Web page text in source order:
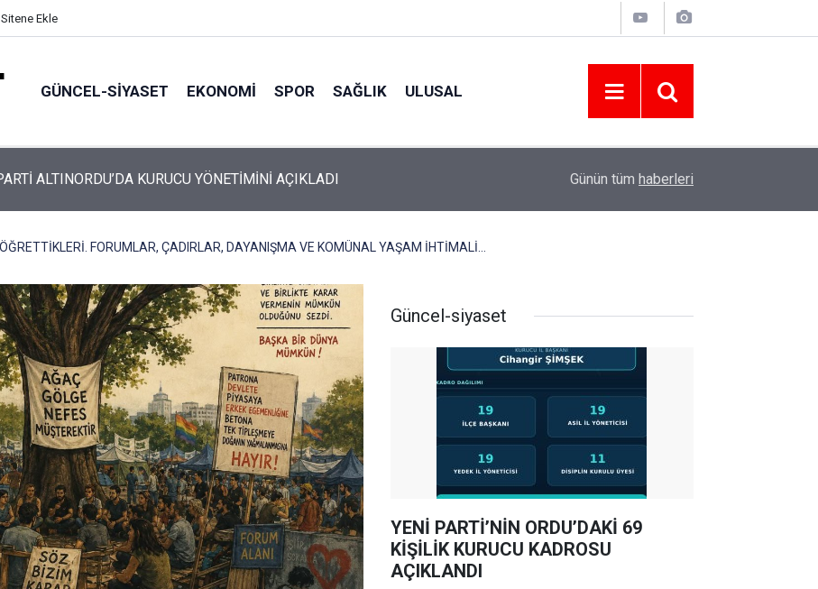
Sitene Ekle
GÜNCEL-SIYASET EKONOMI SPOR SAĞLIK ULUSAL
ALTINORDU’DA KURUCU YÖNETİMİNİ AÇIKLADI ORDU ASKF’DEN İŞ DÜNYASINA AMATÖR
Günün tüm haberleri
FORUMLAR, ÇADIRLAR, DAYANIŞMA VE KOMÜNAL YAŞAM İHTİMALİ…
Güncel-siyaset
YENİ PARTİ’NİN ORDU’DAKİ 69
KİŞİLİK KURUCU KADROSU
AÇIKLANDI